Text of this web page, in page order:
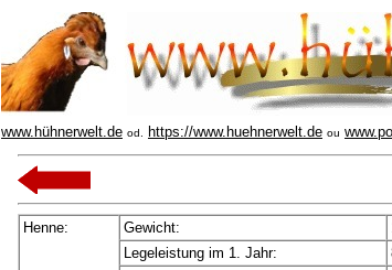
www.hühnerwelt.de od. https://www.huehnerwelt.de ou
Henne: Gewicht:
Legeleistung im 1. Jahr: